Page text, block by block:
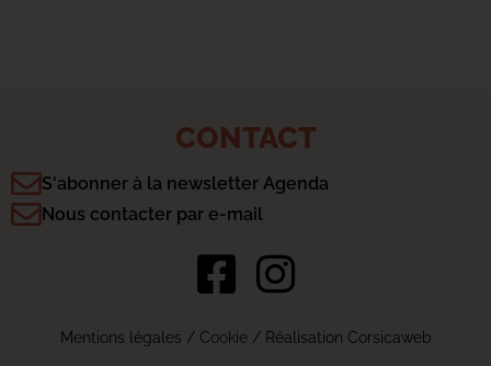
CONTACT
S'abonner à la newsletter Agenda
Nous contacter par e-mail
Mentions légales / Cookie/ Réalisation Corsicaweb